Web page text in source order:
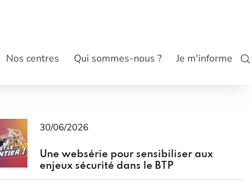
Nos centres Qui sommes-nous ? Je m'informe
30/06/2026
Une websérie pour sensibiliser aux
enjeux sécurité dans le BTP